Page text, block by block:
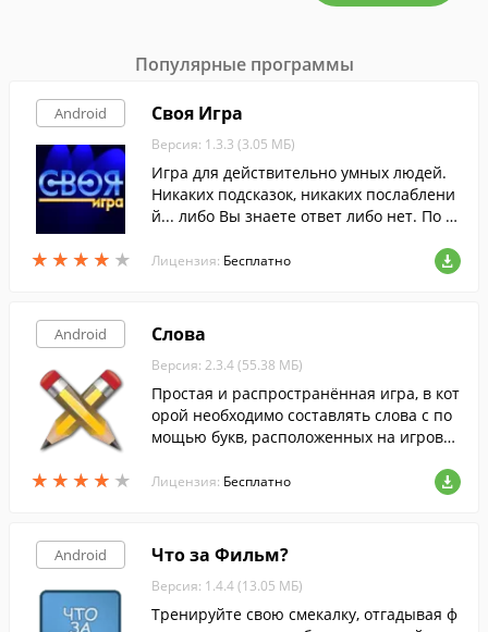
Популярные программы
Android
★ ★ ★ ★ ★
★ ★ ★ ★ ★
Своя Игра
Версия: 1.3.3 (3.05 МБ)
Игра для действительно умных людей.
Никаких подсказок, никаких послаблени
й... либо Вы знаете ответ либо нет. По м
pardy ).
Лицензия: Бесплатно
Android
★ ★ ★ ★ ★
★ ★ ★ ★ ★
Слова
Версия: 2.3.4 (55.38 МБ)
Простая и распространённая игра, в кот
орой необходимо составлять слова с по
мощью букв, расположенных на игрово
Лицензия: Бесплатно
Android Что за Фильм?
Версия: 1.4.4 (13.05 МБ)
Тренируйте свою смекалку, отгадывая ф